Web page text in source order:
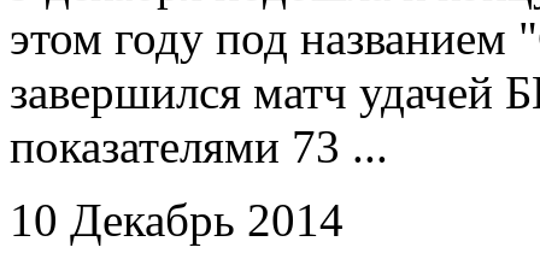
этом году под
завершился матч
показателями 73 ...
10 Декабрь 2014